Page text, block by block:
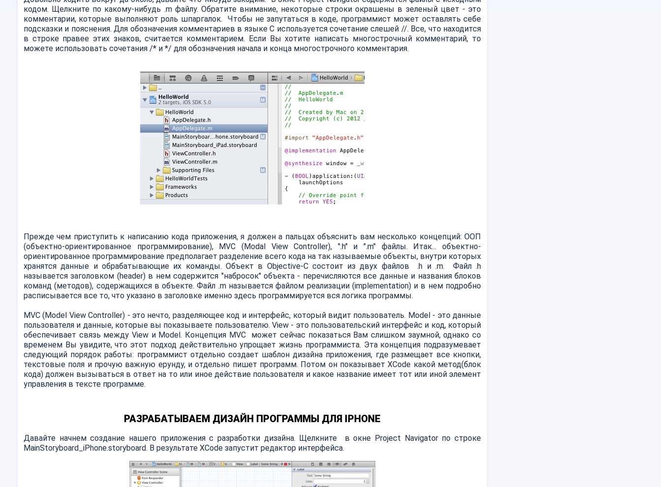
кодом. Щелкните по какому-нибудь .m файлу. Обратите внимание, некоторые строки окрашены в зеленый цвет - это
комментарии, которые выполняют роль шпаргалок. Чтобы не запутаться в коде, программист может оставлять себе
подсказки и пояснения. Для обозначения комментариев в языке C используется сочетание слешей //. Все, что находится
в строке правее этих знаков, считается комментарием. Если Вы хотите написать многострочный комментарий, то
можете использовать сочетания /* и */ для обозначения начала и конца многострочного комментария.
Прежде чем приступить к написанию кода приложения, я должен а пальцах объяснить вам несколько концепций: ООП
(объектно-ориентированное программирование), MVC (Modal View Controller), ".h" и ".m" файлы. Итак... объектно-
ориентированное программирование предполагает разделение всего кода на так называемые объекты, внутри которых
хранятся данные и обрабатывающие их команды. Объект в Objective-C состоит из двух файлов .h и .m. Файл .h
называется заголовком (header) в нем содержится "набросок" объекта - перечисляются все данные и названия блоков
команд (методов), содержащихся в объекте. Файл .m называется файлом реализации (implementation) и в нем подробно
расписывается все то, что указано в заголовке именно здесь программируется вся логика программы.
MVC (Model View Controller) - это нечто, разделяющее код и интерфейс, который видит пользователь. Model - это данные
пользователя и данные, которые вы показываете пользователю. View - это пользовательский интерфейс и код, который
обеспечивает связь между View и Model. Концепция MVC может сейчас показаться Вам слишком заумной, однако со
временем Вы увидите, что этот подход действительно упрощает жизнь программиста. Эта концепция подразумевает
следующий порядок работы: программист отдельно создает шаблон дизайна приложения, где размещает все кнопки,
текстовые поля и прочую важную ерунду, и отдельно пишет программ. Потом он показывает XCode какой метод(блок
кода) должен вызываться в ответ на то или иное действие пользователя и какое название имеет тот или иной элемент
управления в тексте программе.
РАЗРАБАТЫВАЕМ ДИЗАЙН ПРОГРАММЫ ДЛЯ IPHONE
Давайте начнем создание нашего приложения с разработки дизайна. Щелкните в окне Project Navigator по строке
MainStoryboard_iPhone.storyboard. В результате XCode запустит редактор интерфейса.